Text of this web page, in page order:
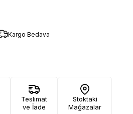
Kargo Bedava
Teslimat
ve İade
Stoktaki
Mağazalar